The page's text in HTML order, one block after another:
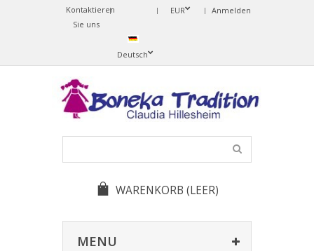
Anmelden
EUR
Deutsch
Kontaktieren
Sie uns
WARENKORB (LEER)
MENU